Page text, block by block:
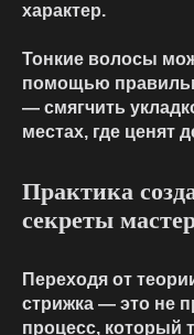
характер.
Тонкие волосы
помощью
— смягчить
местах, где ценят
Практика
секреты
Переходя от
стрижка — это не
процесс, который